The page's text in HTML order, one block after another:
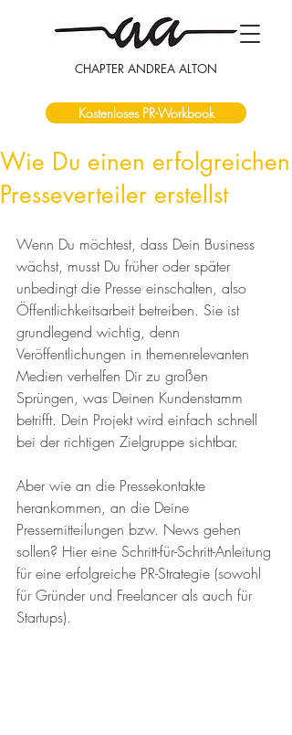
CHAPTER ANDREA ALTON
Kostenloses PR-Workbook
Wie Du einen erfolgreichen
Presseverteiler erstellst
Wenn Du möchtest, dass Dein Business
wächst, musst Du früher oder später
unbedingt die Presse einschalten, also
Öffentlichkeitsarbeit betreiben. Sie ist
grundlegend wichtig, denn
Veröffentlichungen in themenrelevanten
Medien verhelfen Dir zu großen
Sprüngen, was Deinen Kundenstamm
betrifft. Dein Projekt wird einfach schnell
bei der richtigen Zielgruppe sichtbar.
Aber wie an die Pressekontakte
herankommen, an die Deine
Pressemitteilungen bzw. News gehen
sollen? Hier eine Schritt-für-Schritt-Anleitung
für eine erfolgreiche PR-Strategie (sowohl
für Gründer und Freelancer als auch für
Startups).